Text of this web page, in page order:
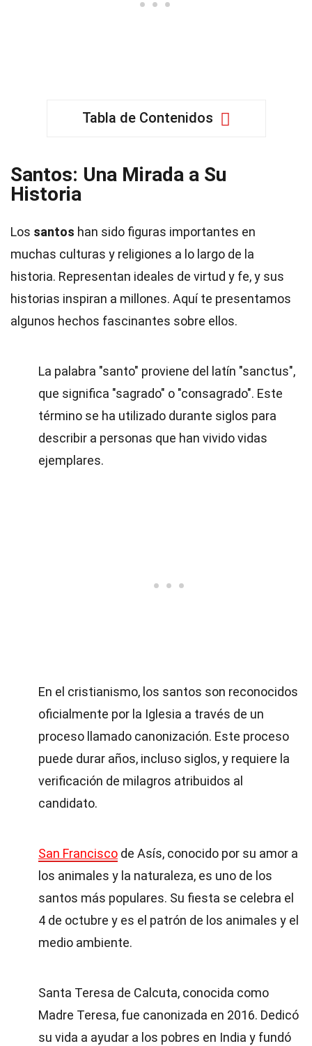
Tabla de Contenidos
Santos: Una Mirada a Su
Historia
Los santos han sido figuras importantes en
muchas culturas y religiones a lo largo de la
historia. Representan ideales de virtud y fe, y sus
historias inspiran a millones. Aquí te presentamos
algunos hechos fascinantes sobre ellos.
La palabra "santo" proviene del latín "sanctus",
que significa "sagrado" o "consagrado". Este
término se ha utilizado durante siglos para
describir a personas que han vivido vidas
ejemplares.
En el cristianismo, los santos son reconocidos
oficialmente por la Iglesia a través de un
proceso llamado canonización. Este proceso
puede durar años, incluso siglos, y requiere la
verificación de milagros atribuidos al
candidato.
San Francisco de Asís, conocido por su amor a
los animales y la naturaleza, es uno de los
santos más populares. Su fiesta se celebra el
4 de octubre y es el patrón de los animales y el
medio ambiente.
Santa Teresa de Calcuta, conocida como
Madre Teresa, fue canonizada en 2016. Dedicó
su vida a ayudar a los pobres en India y fundó